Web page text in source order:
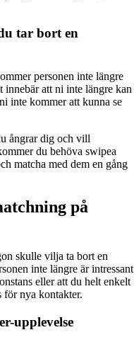
tar bort en
personen inte längre
att ni inte längre kan
inte kommer att kunna se
ångrar dig och vill
du behöva swipea
matcha med dem en gång
på
skulle vilja ta bort en
inte längre är intressant
eller att du helt enkelt
för nya kontakter.
upplevelse